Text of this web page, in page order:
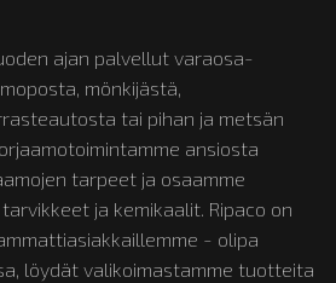
ajan palvellut varaosa-
mönkijästä,
tai pihan ja metsän
ansiosta
tarpeet ja osaamme
ja kemikaalit. Ripaco on
- olipa
löydät valikoimastamme tuotteita